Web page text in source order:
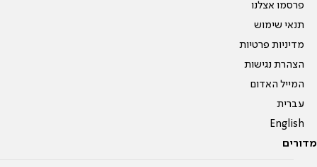
פרסמו אצלנו
תנאי שימוש
מדיניות פרטיות
הצהרת נגישות
המייל האדום
עברית
English
מדורים